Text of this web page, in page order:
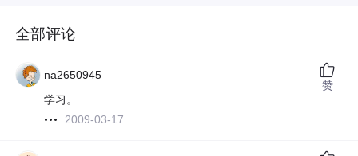
全部评论
na2650945
学习。
2009-03-17
赞